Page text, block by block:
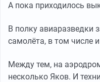
А пока приходилось
В полку авиаразведки
самолёта, в том числе
Между тем, на
несколько Яков. И